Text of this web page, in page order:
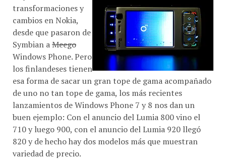
transformaciones y
cambios en Nokia,
desde que pasaron de
Symbian aMeego
Windows Phone. Pero
los finlandeses tienen
esa forma de sacar un gran tope de gama acompañado
de uno no tan tope de gama, los más recientes
lanzamientos de Windows Phone 7 y 8 nos dan un
buen ejemplo: Con el anuncio del Lumia 800 vino el
710 y luego 900, con el anuncio del Lumia 920 llegó
820 y de hecho hay dos modelos más que muestran
variedad de precio.